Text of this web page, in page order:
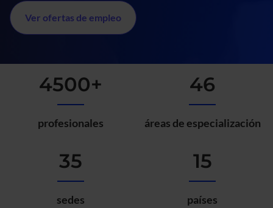
Ver ofertas de empleo
4500+
profesionales
46
áreas de especialización
35
sedes
15
países